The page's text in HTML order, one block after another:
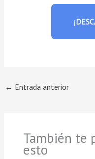
← Entrada anterior
También te
esto